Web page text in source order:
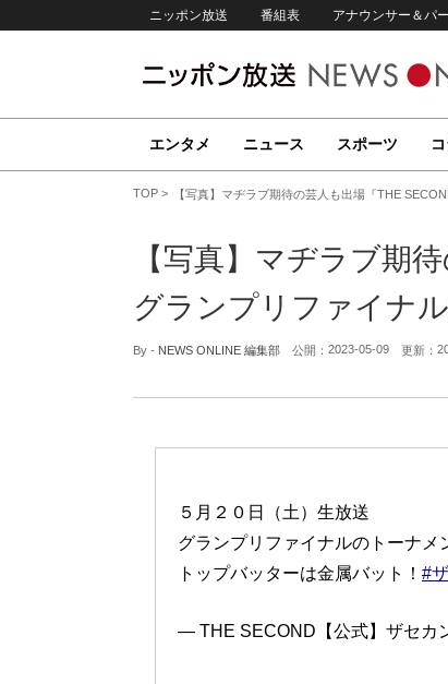
ニッポン放送 番組表 アナウンサー＆パ
エンタメ ニュース スポーツ
TOP 【写真】マヂラブ期待の芸人も出場『THE
【写真】マヂラブ期
グランプリファイナ
By - NEWS ONLINE 編集部 公開： 2023-05-09 更新：
５月２０日（土）生放送
グランプリファイナルのトーナメ
トップバッターは金属バット！ #
— THE SECOND【公式】ザセカ